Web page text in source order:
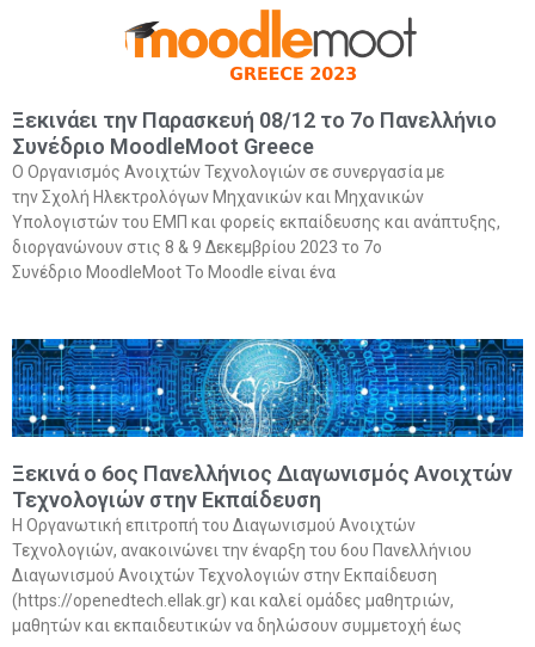
Ξεκινάει την Παρασκευή 08/12 το 7ο Πανελλήνιο
Συνέδριο MoodleMoot Greece
Ο Οργανισμός Ανοιχτών Τεχνολογιών σε συνεργασία με
την Σχολή Ηλεκτρολόγων Μηχανικών και Μηχανικών
Υπολογιστών του ΕΜΠ και φορείς εκπαίδευσης και ανάπτυξης,
διοργανώνουν στις 8 & 9 Δεκεμβρίου 2023 το 7ο
Συνέδριο MoodleMoot Το Moodle είναι ένα
Ξεκινά ο 6ος Πανελλήνιος Διαγωνισμός Ανοιχτών
Τεχνολογιών στην Εκπαίδευση
Η Οργανωτική επιτροπή του Διαγωνισμού Ανοιχτών
Τεχνολογιών, ανακοινώνει την έναρξη του 6ου Πανελλήνιου
Διαγωνισμού Ανοιχτών Τεχνολογιών στην Εκπαίδευση
(https://openedtech.ellak.gr) και καλεί ομάδες μαθητριών,
μαθητών και εκπαιδευτικών να δηλώσουν συμμετοχή έως